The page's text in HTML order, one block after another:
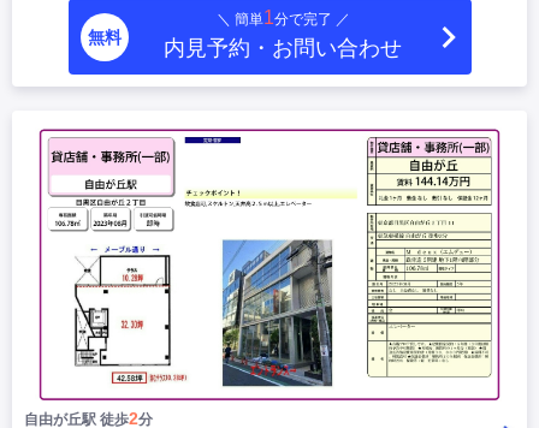
無料
＼ 簡単1分で完了 ／
内見予約・お問い合わせ
自由が丘駅 徒歩2分